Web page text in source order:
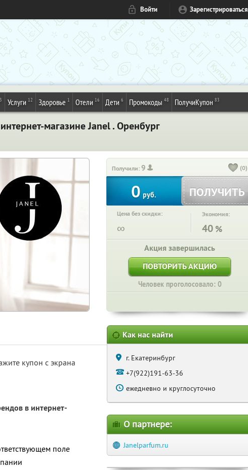
Войти Зарегистрироваться
Услуги 12 Здоровье 1 Отели 16 Дети 6 Промокоды 48 ПолучиКупон 83
магазине Janel . Оренбург
Получили:9 (0)
0 руб. ПОЛУЧИТЬ
Цена без скидки:
∞
Экономия:
40 %
Акция завершилась
ПОВТОРИТЬ АКЦИЮ
Человек проголосовало: 0
купон с экрана
в интернет-
поле
Как нас найти
г. Екатеринбург
+7(922)191-63-36
ежедневно и круглосуточно
О партнере:
Janelparfum.ru